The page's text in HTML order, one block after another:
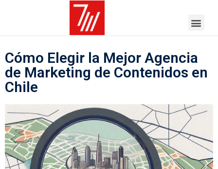
Cómo Elegir la Mejor Agencia
de Marketing de Contenidos en
Chile